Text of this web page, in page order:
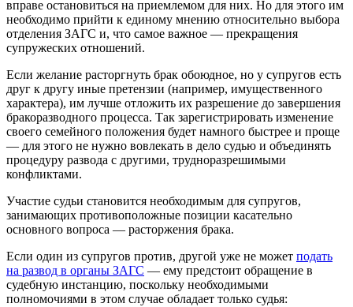
вправе остановиться на приемлемом для них. Но для этого им
необходимо прийти к единому мнению относительно выбора
отделения ЗАГС и, что самое важное — прекращения
супружеских отношений.
Если желание расторгнуть брак обоюдное, но у супругов есть
друг к другу иные претензии (например, имущественного
характера), им лучше отложить их разрешение до завершения
бракоразводного процесса. Так зарегистрировать изменение
своего семейного положения будет намного быстрее и проще
— для этого не нужно вовлекать в дело судью и объединять
процедуру развода с другими, трудноразрешимыми
конфликтами.
Участие судьи становится необходимым для супругов,
занимающих противоположные позиции касательно
основного вопроса — расторжения брака.
Если один из супругов против, другой уже не может подать
на развод в органы ЗАГС — ему предстоит обращение в
судебную инстанцию, поскольку необходимыми
полномочиями в этом случае обладает только судья: